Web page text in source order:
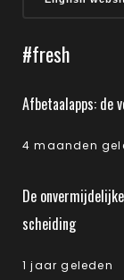
#fresh
Afbetaalapps: de
4 maanden
De
scheiding
1 jaar geleden